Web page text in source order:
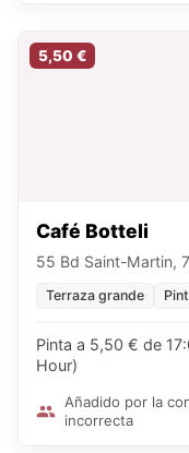
5,50 €
Café Botteli
55 Bd Saint-Martin,
Terraza grande
Pinta a 5,50 € de
Hour)
Añadido por la
incorrecta